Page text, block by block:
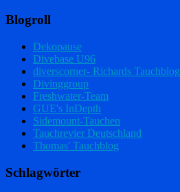
Blogroll
Dekopause
Divebase U96
diverscorner- Richards Tauchblog
Divinggroup
Freshwater-Team
GUE's InDepth
Sidemount-Tauchen
Tauchrevier Deutschland
Thomas' Tauchblog
Schlagwörter